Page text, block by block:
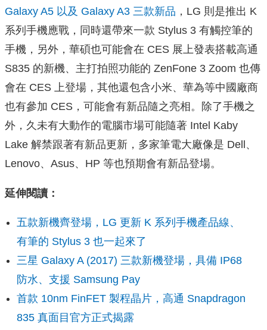
Galaxy A5 以及 Galaxy A3 三款新品 ，LG 則是推出 K
系列手機應戰，同時還帶來一款 Stylus 3 有觸控筆的
手機，另外，華碩也可能會在 CES 展上發表搭載高通
S835 的新機、主打拍照功能的 ZenFone 3 Zoom 也傳
會在 CES 上登場，其他還包含小米、華為等中國廠商
也有參加 CES，可能會有新品隨之亮相。除了手機之
外，久未有大動作的電腦市場可能隨著 Intel Kaby
Lake 解禁跟著有新品更新，多家筆電大廠像是 Dell、
Lenovo、Asus、HP 等也預期會有新品登場。
延伸閱讀：
五款新機齊登場，LG 更新 K 系列手機產品線、
有筆的 Stylus 3 也一起來了
三星 Galaxy A (2017) 三款新機登場，具備 IP68
防水、支援 Samsung Pay
首款 10nm FinFET 製程晶片，高通 Snapdragon
835 真面目官方正式揭露